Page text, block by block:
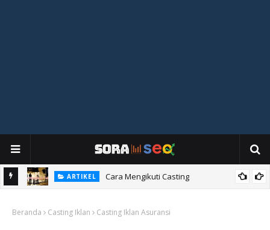
ARTIKEL Cara Mengikuti Casting
Beranda Casting Iklan Casting Iklan Asuransi